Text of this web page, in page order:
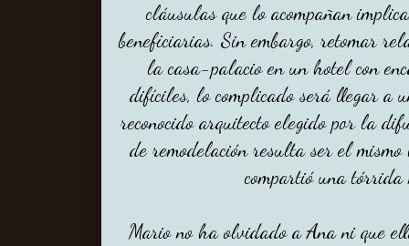
cláusulas que lo acompañan
beneficiarias. Sin embargo, retomar
la casa-palacio en un hotel con
difíciles, lo complicado será llegar a
reconocido arquitecto elegido por la
de remodelación resulta ser el
compartió una tórrida
Mario no ha olvidado a Ana ni que